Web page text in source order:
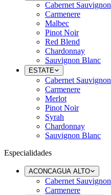
Cabernet Sauvignon
Carmenere
Malbec
Pinot Noir
Red Blend
Chardonnay
Sauvignon Blanc
ESTATE
Cabernet Sauvignon
Carmenere
Merlot
Pinot Noir
Syrah
Chardonnay
Sauvignon Blanc
Especialidades
ACONCAGUA ALTO
Cabernet Sauvignon
Carmenere